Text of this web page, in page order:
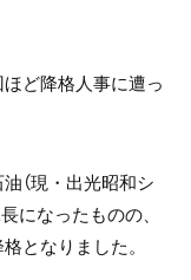
ど降格人事に遭っ
（現・出光昭和シ
になったものの、
となりました。